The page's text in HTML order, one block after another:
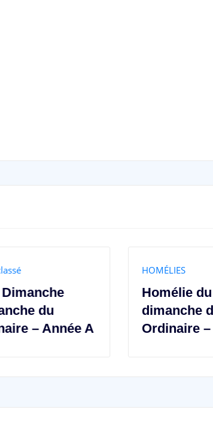
A
Homélie du 11ème
dimanche du Temps
Ordinaire – Année A